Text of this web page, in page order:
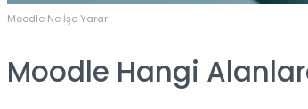
Moodle Ne İşe Yarar
Moodle Hangi